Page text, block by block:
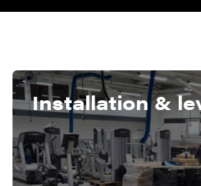
Installation &